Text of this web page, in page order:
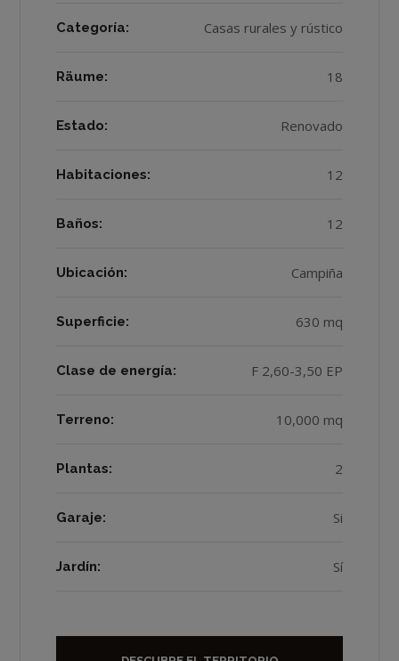
Categoría: Casas rurales y rústico
Räume: 18
Estado: Renovado
Habitaciones: 12
Baños: 12
Ubicación: Campiña
Superficie: 630 mq
Clase de energía: F 2,60-3,50 EP
Terreno: 10,000 mq
Plantas: 2
Garaje: Si
Jardín: Sí